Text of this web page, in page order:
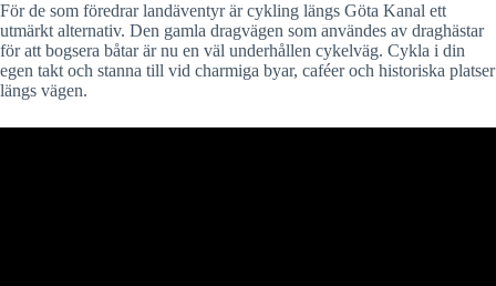
För de som föredrar landäventyr är cykling längs Göta Kanal ett
utmärkt alternativ. Den gamla dragvägen som användes av draghästar
för att bogsera båtar är nu en väl underhållen cykelväg. Cykla i din
egen takt och stanna till vid charmiga byar, caféer och historiska platser
längs vägen.